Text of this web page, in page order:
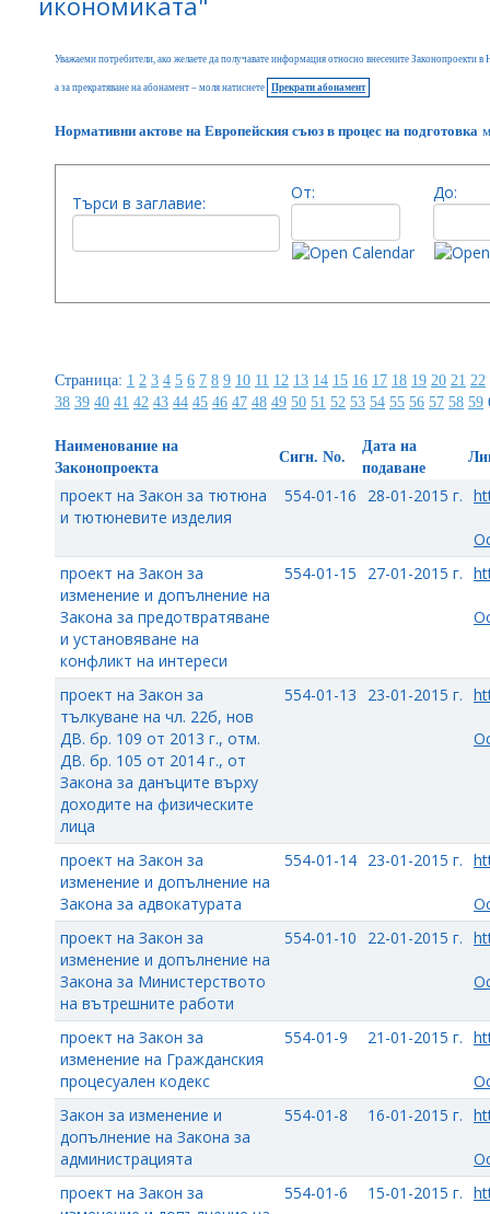
Уважаеми потребители, ако желаете да получавате информация относно внесените Законопроекти
а за прекратяване на абонамент – моля натиснете Прекрати абонамент
Нормативни актове на Европейския съюз в процес на подготовка
Търси в заглавие:
От: До:
Страница: 1 2 3 4 5 6 7 8 9 10 11 12 13 14 15 16 17 18 19 20 21 22
38 39 40 41 42 43 44 45 46 47 48 49 50 51 52 53 54 55 56 57 58 59
Наименование на
Законопроекта
Сигн. No.
Дата на
подаване
проект на Закон за тютюна
и тютюневите изделия
554-01-16 28-01-2015 г.
проект на Закон за
изменение и допълнение на
Закона за предотвратяване
и установяване на
конфликт на интереси
554-01-15 27-01-2015 г.
проект на Закон за
тълкуване на чл. 22б, нов
ДВ. бр. 109 от 2013 г., отм.
ДВ. бр. 105 от 2014 г., от
Закона за данъците върху
доходите на физическите
лица
554-01-13 23-01-2015 г.
проект на Закон за
изменение и допълнение на
Закона за адвокатурата
554-01-14 23-01-2015 г.
проект на Закон за
изменение и допълнение на
Закона за Министерството
на вътрешните работи
554-01-10 22-01-2015 г.
проект на Закон за
изменение на Гражданския
процесуален кодекс
554-01-9 21-01-2015 г.
Закон за изменение и
допълнение на Закона за
администрацията
554-01-8 16-01-2015 г.
проект на Закон за
554-01-6 15-01-2015 г.